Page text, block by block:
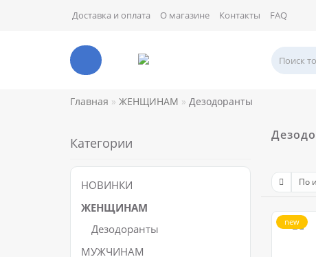
Доставка и оплата О магазине Контакты FAQ
Главная ЖЕНЩИНАМ Дезодоранты
Категории
НОВИНКИ
ЖЕНЩИНАМ
Дезодоранты
МУЖЧИНАМ
new